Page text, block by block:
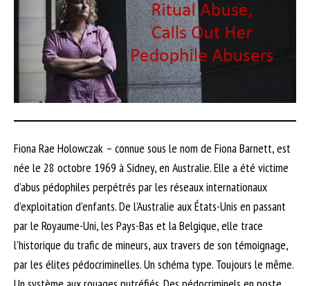
Fiona Rae Holowczak – connue sous le nom de Fiona Barnett, est
née le 28 octobre 1969 à Sidney, en Australie. Elle a été victime
d’abus pédophiles perpétrés par les réseaux internationaux
d’exploitation d’enfants. De l’Australie aux États-Unis en passant
par le Royaume-Uni, les Pays-Bas et la Belgique, elle trace
l’historique du trafic de mineurs, aux travers de son témoignage,
par les élites pédocriminelles. Un schéma type. Toujours le même.